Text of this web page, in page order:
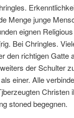
Menge junge
eignen
Bei Chringles.
den richtigen Gatte
der Schulter
einer. Alle
Christen
stoned begegnen.